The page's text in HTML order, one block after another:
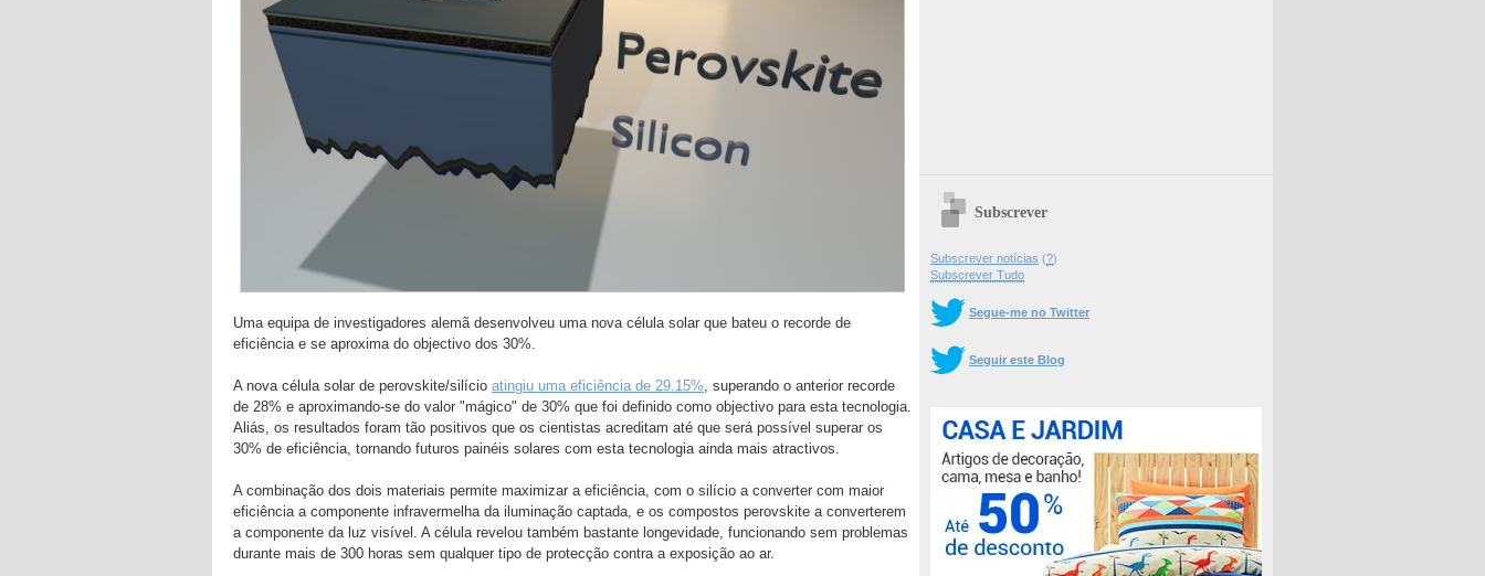
Uma equipa de investigadores alemã desenvolveu uma nova célula solar que bateu o recorde de
eficiência e se aproxima do objectivo dos 30%.
A nova célula solar de perovskite/silício atingiu uma eficiência de 29.15%, superando o anterior recorde
de 28% e aproximando-se do valor "mágico" de 30% que foi definido como objectivo para esta tecnologia.
Aliás, os resultados foram tão positivos que os cientistas acreditam até que será possível superar os
30% de eficiência, tornando futuros painéis solares com esta tecnologia ainda mais atractivos.
A combinação dos dois materiais permite maximizar a eficiência, com o silício a converter com maior
eficiência a componente infravermelha da iluminação captada, e os compostos perovskite a converterem
a componente da luz visível. A célula revelou também bastante longevidade, funcionando sem problemas
durante mais de 300 horas sem qualquer tipo de protecção contra a exposição ao ar.
Subscrever
Subscrever notícias (?)
Subscrever Tudo
Segue-me no Twitter
Seguir este Blog